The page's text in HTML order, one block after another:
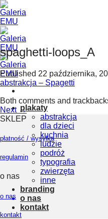
Skip
to
content
plakaty
abstrakcja
dla dzieci
kuchnia
ludzie
podróż
typografia
zwierzęta
inne
branding
o nas
kontakt
spaghetti-loops_A
Published 22 października,
abstrakcja – Spagetti
Both comments and
Next →
SKLEP
płatność / wysyłka
regulamin
o nas
o nas
kontakt